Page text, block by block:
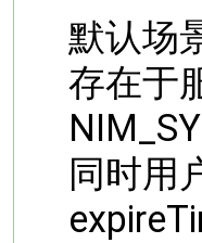
默认场
存在于
同时用